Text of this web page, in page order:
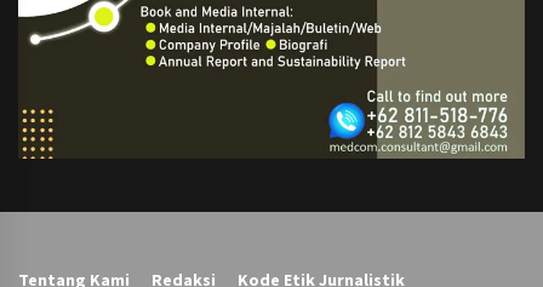
Tentang Kami Redaksi Kode Etik Jurnalistik